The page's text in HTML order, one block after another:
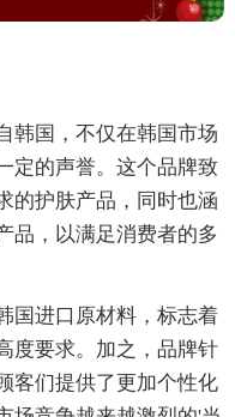
韩国，不仅在韩国市场
定的声誉。这个品牌致
的护肤产品，同时也涵
品，以满足消费者的多
国进口原材料，标志着
度要求。加之，品牌针
客们提供了更加个性化